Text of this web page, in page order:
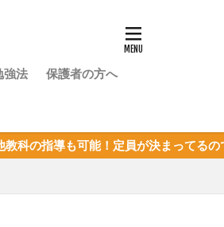
強法
保護者の方へ
！定員が決まってるので、枠が埋ま